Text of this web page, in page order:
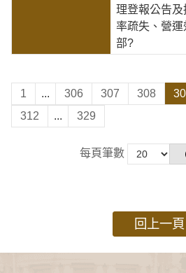
理登報公告
率疏失、營
部?
1 ... 306 307 308
312
... 329
每頁筆數
回上一頁